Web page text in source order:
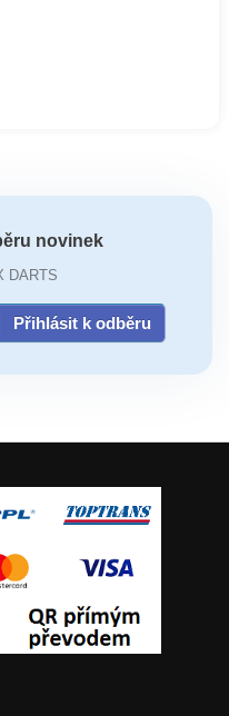
novinek
DARTS
Přihlásit k odběru